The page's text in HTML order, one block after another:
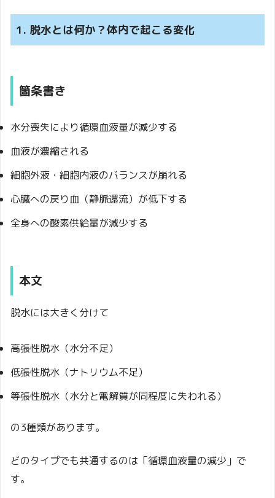
1. 脱水とは何か？体内で起こる変化
箇条書き
水分喪失により循環血液量が減少する
血液が濃縮される
細胞外液・細胞内液のバランスが崩れる
心臓への戻り血（静脈還流）が低下する
全身への酸素供給量が減少する
本文
脱水には大きく分けて
高張性脱水（水分不足）
低張性脱水（ナトリウム不足）
等張性脱水（水分と電解質が同程度に失われる）
の3種類があります。
どのタイプでも共通するのは「循環血液量の減少」で
す。